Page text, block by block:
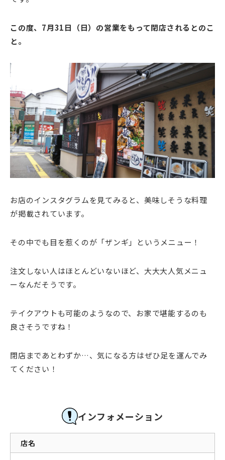
この度、7月31日（日）の営業をもって閉店されるとのこ
と。
お店のインスタグラムを見てみると、美味しそうな料理
が掲載されています。
その中でも目を惹くのが「ザンギ」というメニュー！
注文しない人はほとんどいないほど、大大大人気メニュ
ーなんだそうです。
テイクアウトも可能のようなので、お家で堪能するのも
良さそうですね！
閉店まであとわずか…、気になる方はぜひ足を運んでみ
てください！
インフォメーション
店名